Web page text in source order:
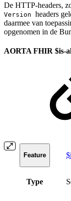
De HTTP-headers,
Version headers
daarmee van
opgenomen in de
AORTA FHIR $is-
Feature
Type